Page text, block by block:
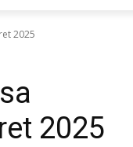
2025
2025